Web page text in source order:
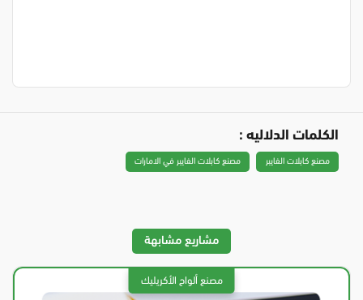
الكلمات الدلاليه :
مصنع كابلات الفايبر مصنع كابلات الفايبر في الامارات
مشاريع مشابهة